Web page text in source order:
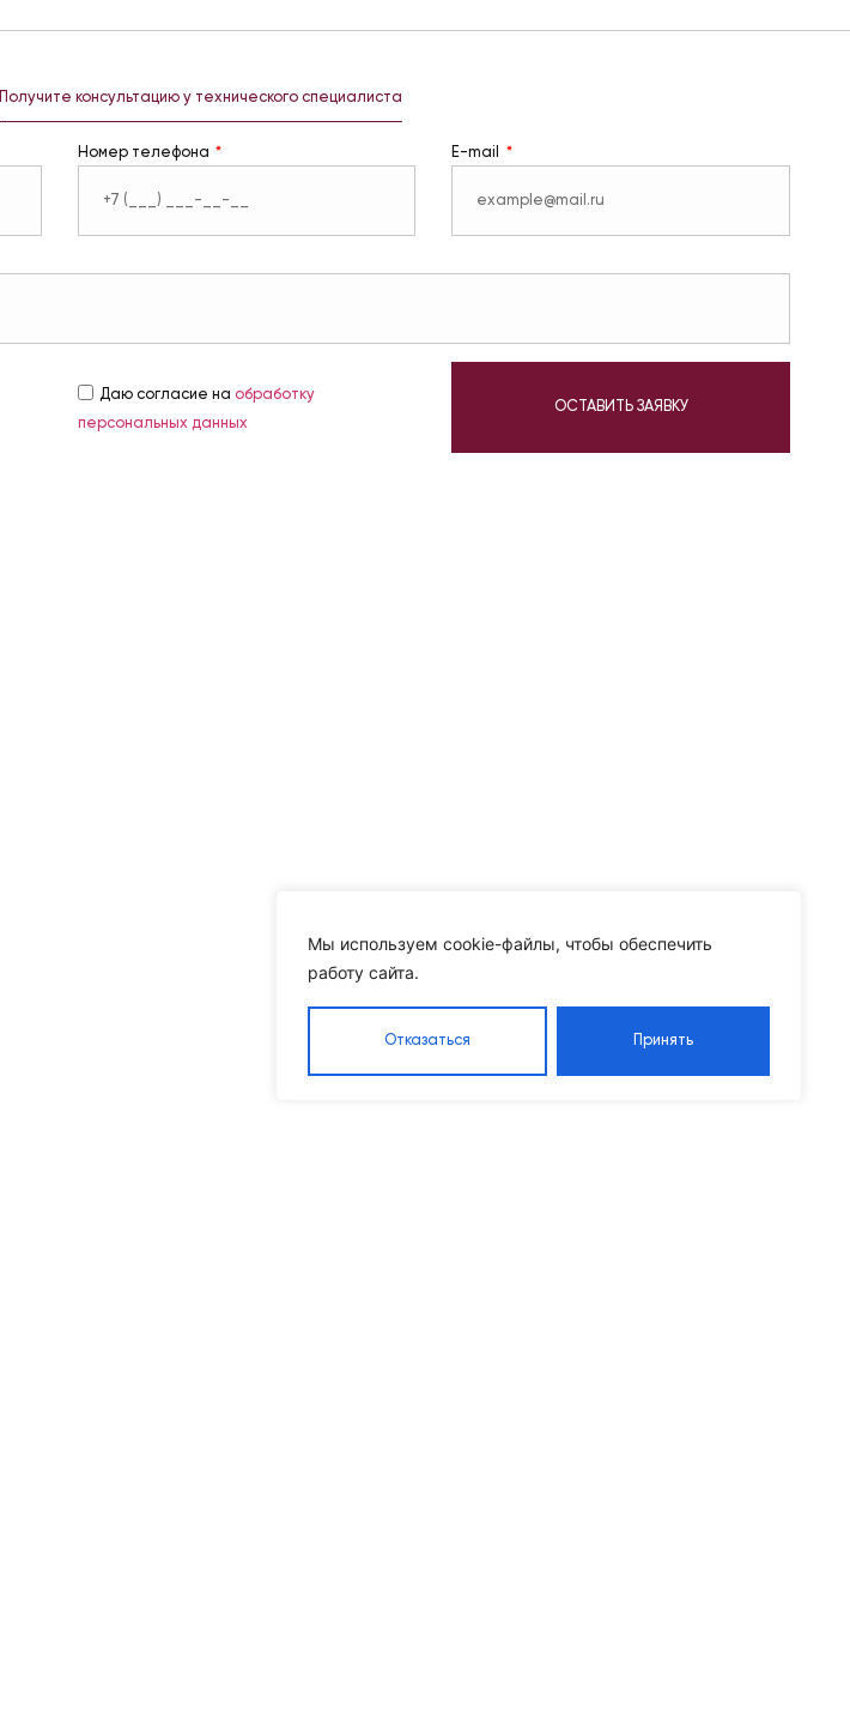
Мы используем cookie-файлы, чтобы обеспечить
работу сайта.
Отказаться Принять
Получите консультацию у технического специалиста
Номер телефона E-mail
Даю согласие на обработку
персональных данных
ОСТАВИТЬ ЗАЯВКУ